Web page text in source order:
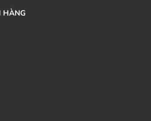
HÀNG